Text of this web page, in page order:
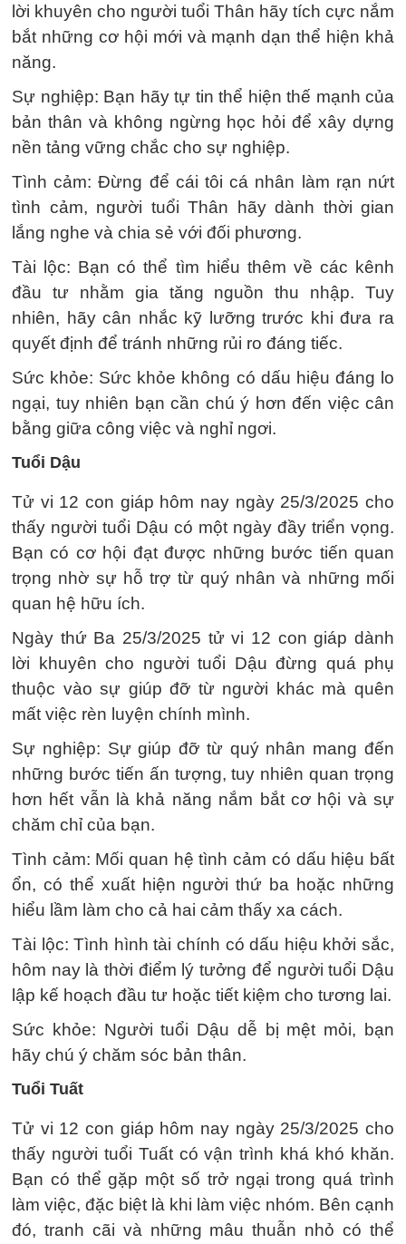
lời khuyên cho người tuổi Thân hãy tích cực nắm
bắt những cơ hội mới và mạnh dạn thể hiện khả
năng.
Sự nghiệp: Bạn hãy tự tin thể hiện thế mạnh của
bản thân và không ngừng học hỏi để xây dựng
nền tảng vững chắc cho sự nghiệp.
Tình cảm: Đừng để cái tôi cá nhân làm rạn nứt
tình cảm, người tuổi Thân hãy dành thời gian
lắng nghe và chia sẻ với đối phương.
Tài lộc: Bạn có thể tìm hiểu thêm về các kênh
đầu tư nhằm gia tăng nguồn thu nhập. Tuy
nhiên, hãy cân nhắc kỹ lưỡng trước khi đưa ra
quyết định để tránh những rủi ro đáng tiếc.
Sức khỏe: Sức khỏe không có dấu hiệu đáng lo
ngại, tuy nhiên bạn cần chú ý hơn đến việc cân
bằng giữa công việc và nghỉ ngơi.
Tuổi Dậu
Tử vi 12 con giáp hôm nay ngày 25/3/2025 cho
thấy người tuổi Dậu có một ngày đầy triển vọng.
Bạn có cơ hội đạt được những bước tiến quan
trọng nhờ sự hỗ trợ từ quý nhân và những mối
quan hệ hữu ích.
Ngày thứ Ba 25/3/2025 tử vi 12 con giáp dành
lời khuyên cho người tuổi Dậu đừng quá phụ
thuộc vào sự giúp đỡ từ người khác mà quên
mất việc rèn luyện chính mình.
Sự nghiệp: Sự giúp đỡ từ quý nhân mang đến
những bước tiến ấn tượng, tuy nhiên quan trọng
hơn hết vẫn là khả năng nắm bắt cơ hội và sự
chăm chỉ của bạn.
Tình cảm: Mối quan hệ tình cảm có dấu hiệu bất
ổn, có thể xuất hiện người thứ ba hoặc những
hiểu lầm làm cho cả hai cảm thấy xa cách.
Tài lộc: Tình hình tài chính có dấu hiệu khởi sắc,
hôm nay là thời điểm lý tưởng để người tuổi Dậu
lập kế hoạch đầu tư hoặc tiết kiệm cho tương lai.
Sức khỏe: Người tuổi Dậu dễ bị mệt mỏi, bạn
hãy chú ý chăm sóc bản thân.
Tuổi Tuất
Tử vi 12 con giáp hôm nay ngày 25/3/2025 cho
thấy người tuổi Tuất có vận trình khá khó khăn.
Bạn có thể gặp một số trở ngại trong quá trình
làm việc, đặc biệt là khi làm việc nhóm. Bên cạnh
đó, tranh cãi và những mâu thuẫn nhỏ có thể